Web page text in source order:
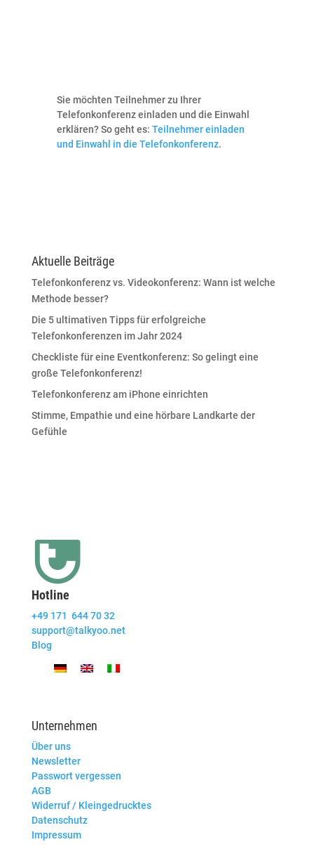
Sie möchten Teilnehmer zu Ihrer
Telefonkonferenz einladen und die Einwahl
erklären? So geht es: Teilnehmer einladen
und Einwahl in die Telefonkonferenz.
Aktuelle Beiträge
Telefonkonferenz vs. Videokonferenz: Wann ist welche
Methode besser?
Die 5 ultimativen Tipps für erfolgreiche
Telefonkonferenzen im Jahr 2024
Checkliste für eine Eventkonferenz: So gelingt eine
große Telefonkonferenz!
Telefonkonferenz am iPhone einrichten
Stimme, Empathie und eine hörbare Landkarte der
Gefühle
Hotline
+49 171 644 70 32
support@talkyoo.net
Blog
Unternehmen
Über uns
Newsletter
Passwort vergessen
AGB
Widerruf / Kleingedrucktes
Datenschutz
Impressum